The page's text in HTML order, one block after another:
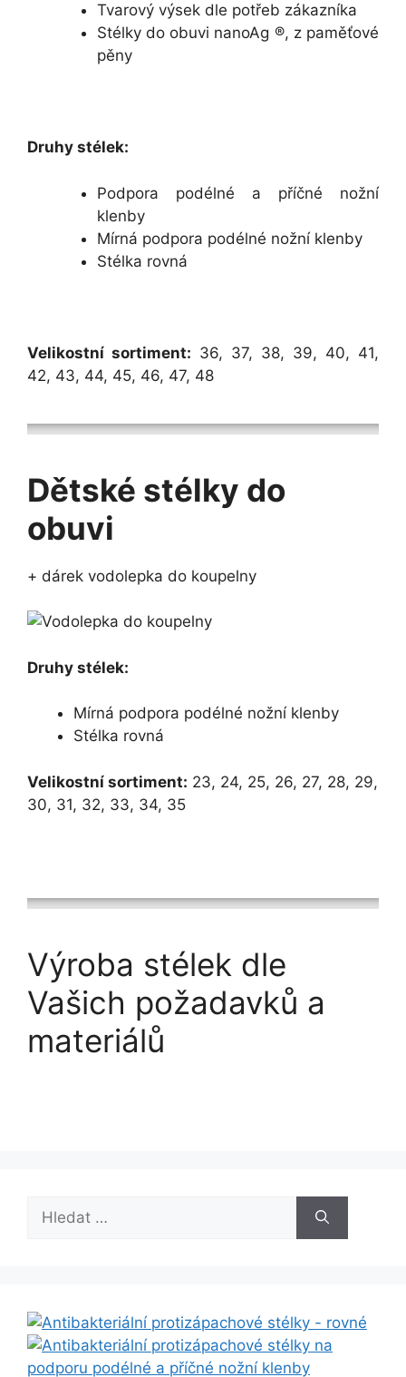
Tvarový výsek dle potřeb zákazníka
Stélky do obuvi nanoAg ®, z paměťové
pěny
Druhy stélek:
Podpora podélné a příčné nožní
klenby
Mírná podpora podélné nožní klenby
Stélka rovná
Velikostní sortiment: 36, 37, 38, 39, 40, 41,
42, 43, 44, 45, 46, 47, 48
Dětské stélky do
obuvi
+ dárek vodolepka do koupelny
Druhy stélek:
Mírná podpora podélné nožní klenby
Stélka rovná
Velikostní sortiment: 23, 24, 25, 26, 27, 28, 29,
30, 31, 32, 33, 34, 35
Výroba stélek dle
Vašich požadavků a
materiálů